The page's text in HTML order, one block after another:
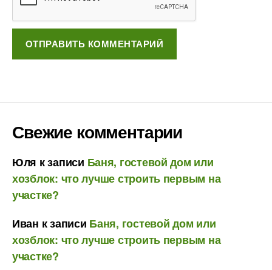
Свежие комментарии
Юля к записи Баня, гостевой дом или
хозблок: что лучше строить первым на
участке?
Иван к записи Баня, гостевой дом или
хозблок: что лучше строить первым на
участке?